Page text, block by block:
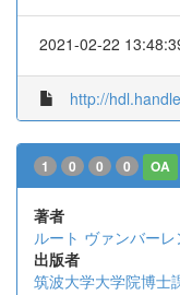
2021-02-22
http://
1 0 0 0 OA
著者
ルート ヴァンバーレ
出版者
筑波大学大学院博士